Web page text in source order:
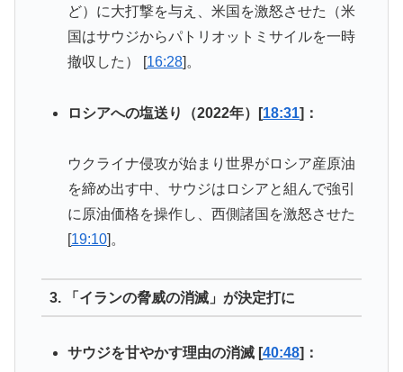
ど）に大打撃を与え、米国を激怒させた（米
国はサウジからパトリオットミサイルを一時
撤収した） [16:28]。
ロシアへの塩送り（2022年）[18:31]：
ウクライナ侵攻が始まり世界がロシア産原油
を締め出す中、サウジはロシアと組んで強引
に原油価格を操作し、西側諸国を激怒させた
19:10]。
3. 「イランの脅威の消滅」が決定打に
サウジを甘やかす理由の消滅 [40:48]：